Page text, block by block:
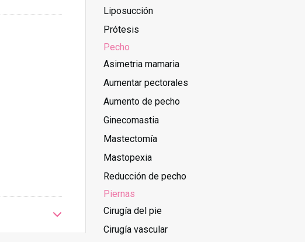
Liposucción
Prótesis
Pecho
Asimetria mamaria
Aumentar pectorales
Aumento de pecho
Ginecomastia
Mastectomía
Mastopexia
Reducción de pecho
Piernas
Cirugía del pie
Cirugía vascular